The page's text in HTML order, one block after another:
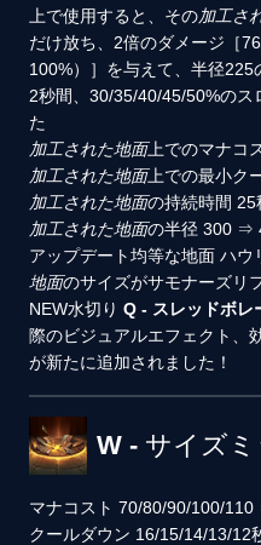
上で使用すると、その加工さ
だけ放ち、2倍のダメージ［
100%）］を与えて、半径225
2秒間、30/35/40/45/50%のス
た
加工された地面上でのマナコ
加工された地面上での最小ク
加工された地面の持続時間 25
加工された地面の半径 300 ⇒
アップデート均等な地面 ハウ
地面のサイズがサモナーズリ
NEW水切り Q - スレッドボレ
際のビジュアルエフェクト、
が新たに追加されました！
W - サイズ
マナコスト 70/80/90/100/110
クールダウン 16/15/14/13/12